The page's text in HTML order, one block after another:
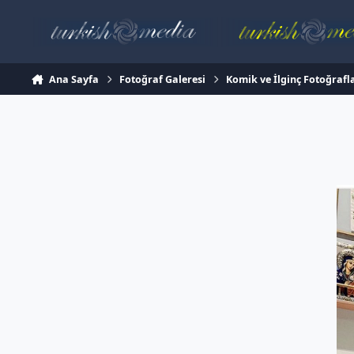
Ana Sayfa Fotoğraf Galeresi Komik ve İlginç